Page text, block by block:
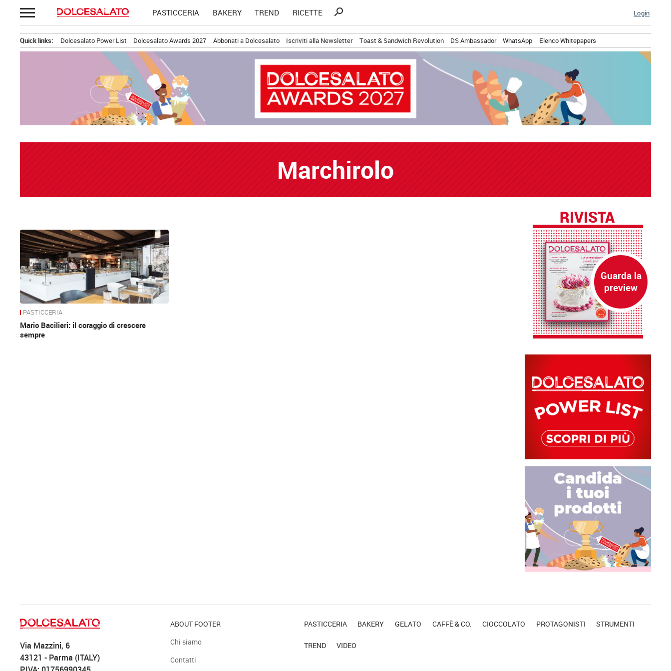
Passa
al
PASTICCERIA BAKERY TREND RICETTE
Ricerca
search Login
Quick links: Dolcesalato Power List Dolcesalato Awards 2027 Abbonati a Dolcesalato Iscriviti alla Newsletter Toast & Sandwich Revolution DS Ambassador WhatsApp Elenco Whitepapers
Marchirolo
News
PASTICCERIA
Mario Bacilieri: il coraggio di crescere
sempre
RIVISTA
Via Mazzini, 6
43121 - Parma (ITALY)
ABOUT FOOTER
Chi siamo
Contatti
PASTICCERIA BAKERY GELATO CAFFÈ & CO. CIOCCOLATO PROTAGONISTI STRUMENTI
TREND VIDEO